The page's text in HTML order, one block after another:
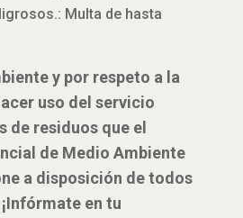
Multa de hasta
y por respeto a la
uso del servicio
de residuos que el
de Medio Ambiente
a disposición de todos
en tu